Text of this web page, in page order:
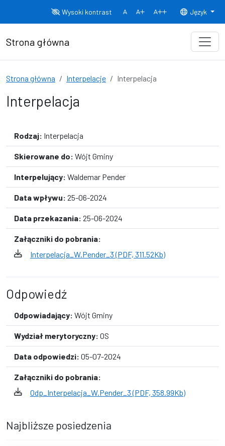
Wysoki kontrast
Normalny rozmiar czcionki
Rozmiar czcionki 150% Rozmiar
Język
Strona główna
Strona główna Interpelacje Interpelacja
Interpelacja
Rodzaj: Interpelacja
Skierowane do: Wójt Gminy
Interpelujący: Waldemar Pender
Data wpływu: 25-06-2024
Data przekazania: 25-06-2024
Załączniki do pobrania:
Interpelacja_W.Pender_3 (PDF, 311.52Kb)
Odpowiedź
Odpowiadający: Wójt Gminy
Wydział merytoryczny: OS
Data odpowiedzi: 05-07-2024
Załączniki do pobrania:
Odp_Interpelacja_W.Pender_3 (PDF, 358.99Kb)
Najbliższe posiedzenia